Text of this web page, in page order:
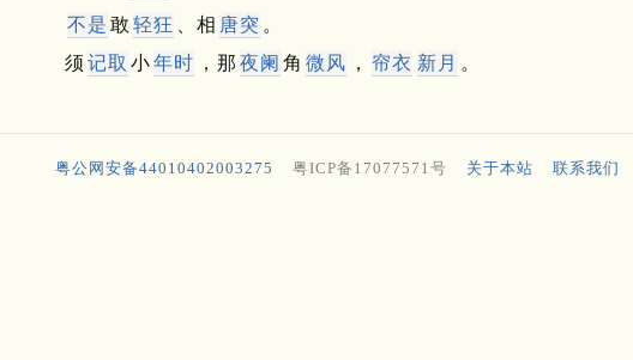
不是 敢 轻狂 、相 唐突 。
须 记取 小年时 ，那 夜阑 角 微风 ， 帘衣 新月 。
粤公网安备44010402003275 粤ICP备17077571号 关于本站 联系我们